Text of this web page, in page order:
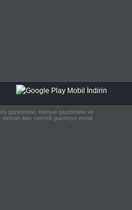
gazetesine, hürriyet gazetesine ve
ilanı vermek,gazeteye emlak